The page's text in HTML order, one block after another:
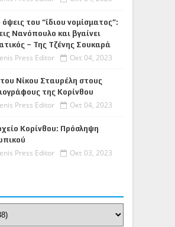
όψεις του “ίδιου νομίσματος”:
Νανόπουλο και βγαίνει
– Της Τζένης Σουκαρά
Press Editor Οκτ 04, 2023
Νίκου Σταυρέλη στους
της Κορίνθου
Press Editor Οκτ 04, 2023
Κορίνθου: Πρόσληψη
Press Editor Οκτ 03, 2023